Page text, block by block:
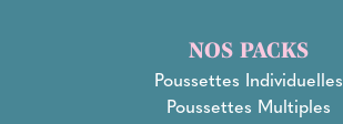
NOS PACKS
Poussettes Individuelles
Poussettes Multiples